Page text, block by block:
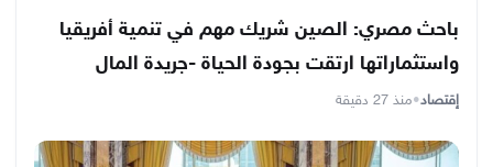
باحث مصري: الصين شريك مهم في تنمية أفريقيا
واستثماراتها ارتقت بجودة الحياة -جريدة المال
إقتصاد•منذ 27 دقيقة